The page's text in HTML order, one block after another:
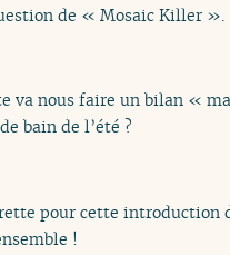
de « Mosaic Killer ».
va nous faire un bilan «
bain de l’été ?
pour cette introduction
!